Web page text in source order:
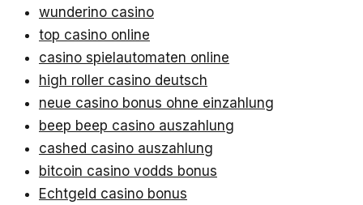
wunderino casino
top casino online
casino spielautomaten online
high roller casino deutsch
neue casino bonus ohne einzahlung
beep beep casino auszahlung
cashed casino auszahlung
bitcoin casino vodds bonus
Echtgeld casino bonus